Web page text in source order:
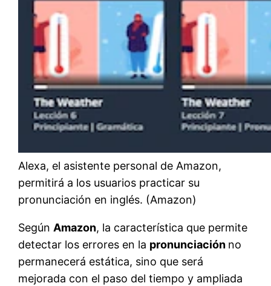
Alexa, el asistente personal de Amazon,
permitirá a los usuarios practicar su
pronunciación en inglés. (Amazon)
Según Amazon, la característica que permite
detectar los errores en la pronunciación no
permanecerá estática, sino que será
mejorada con el paso del tiempo y ampliada